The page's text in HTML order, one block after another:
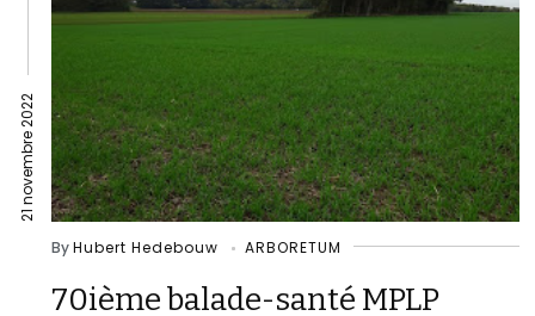
21 novembre 2022
ByHubert Hedebouw ARBORETUM
70ième balade-santé MPLP